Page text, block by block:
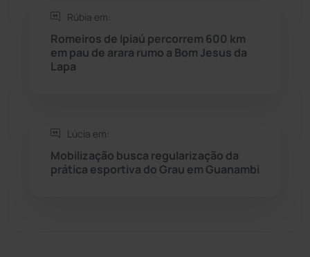
Sítio do Mato
Sudoeste Baiano (1530)
Tanque Novo
Tecnologia (12)
Rúbia em:
Romeiros de Ipiaú percorrem 600 km
em pau de arara rumo a Bom Jesus da
Lapa
Lúcia em:
Mobilização busca regularização da
prática esportiva do Grau em Guanambi